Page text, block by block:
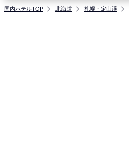
国内ホテルTOP 北海道 札幌・定山渓